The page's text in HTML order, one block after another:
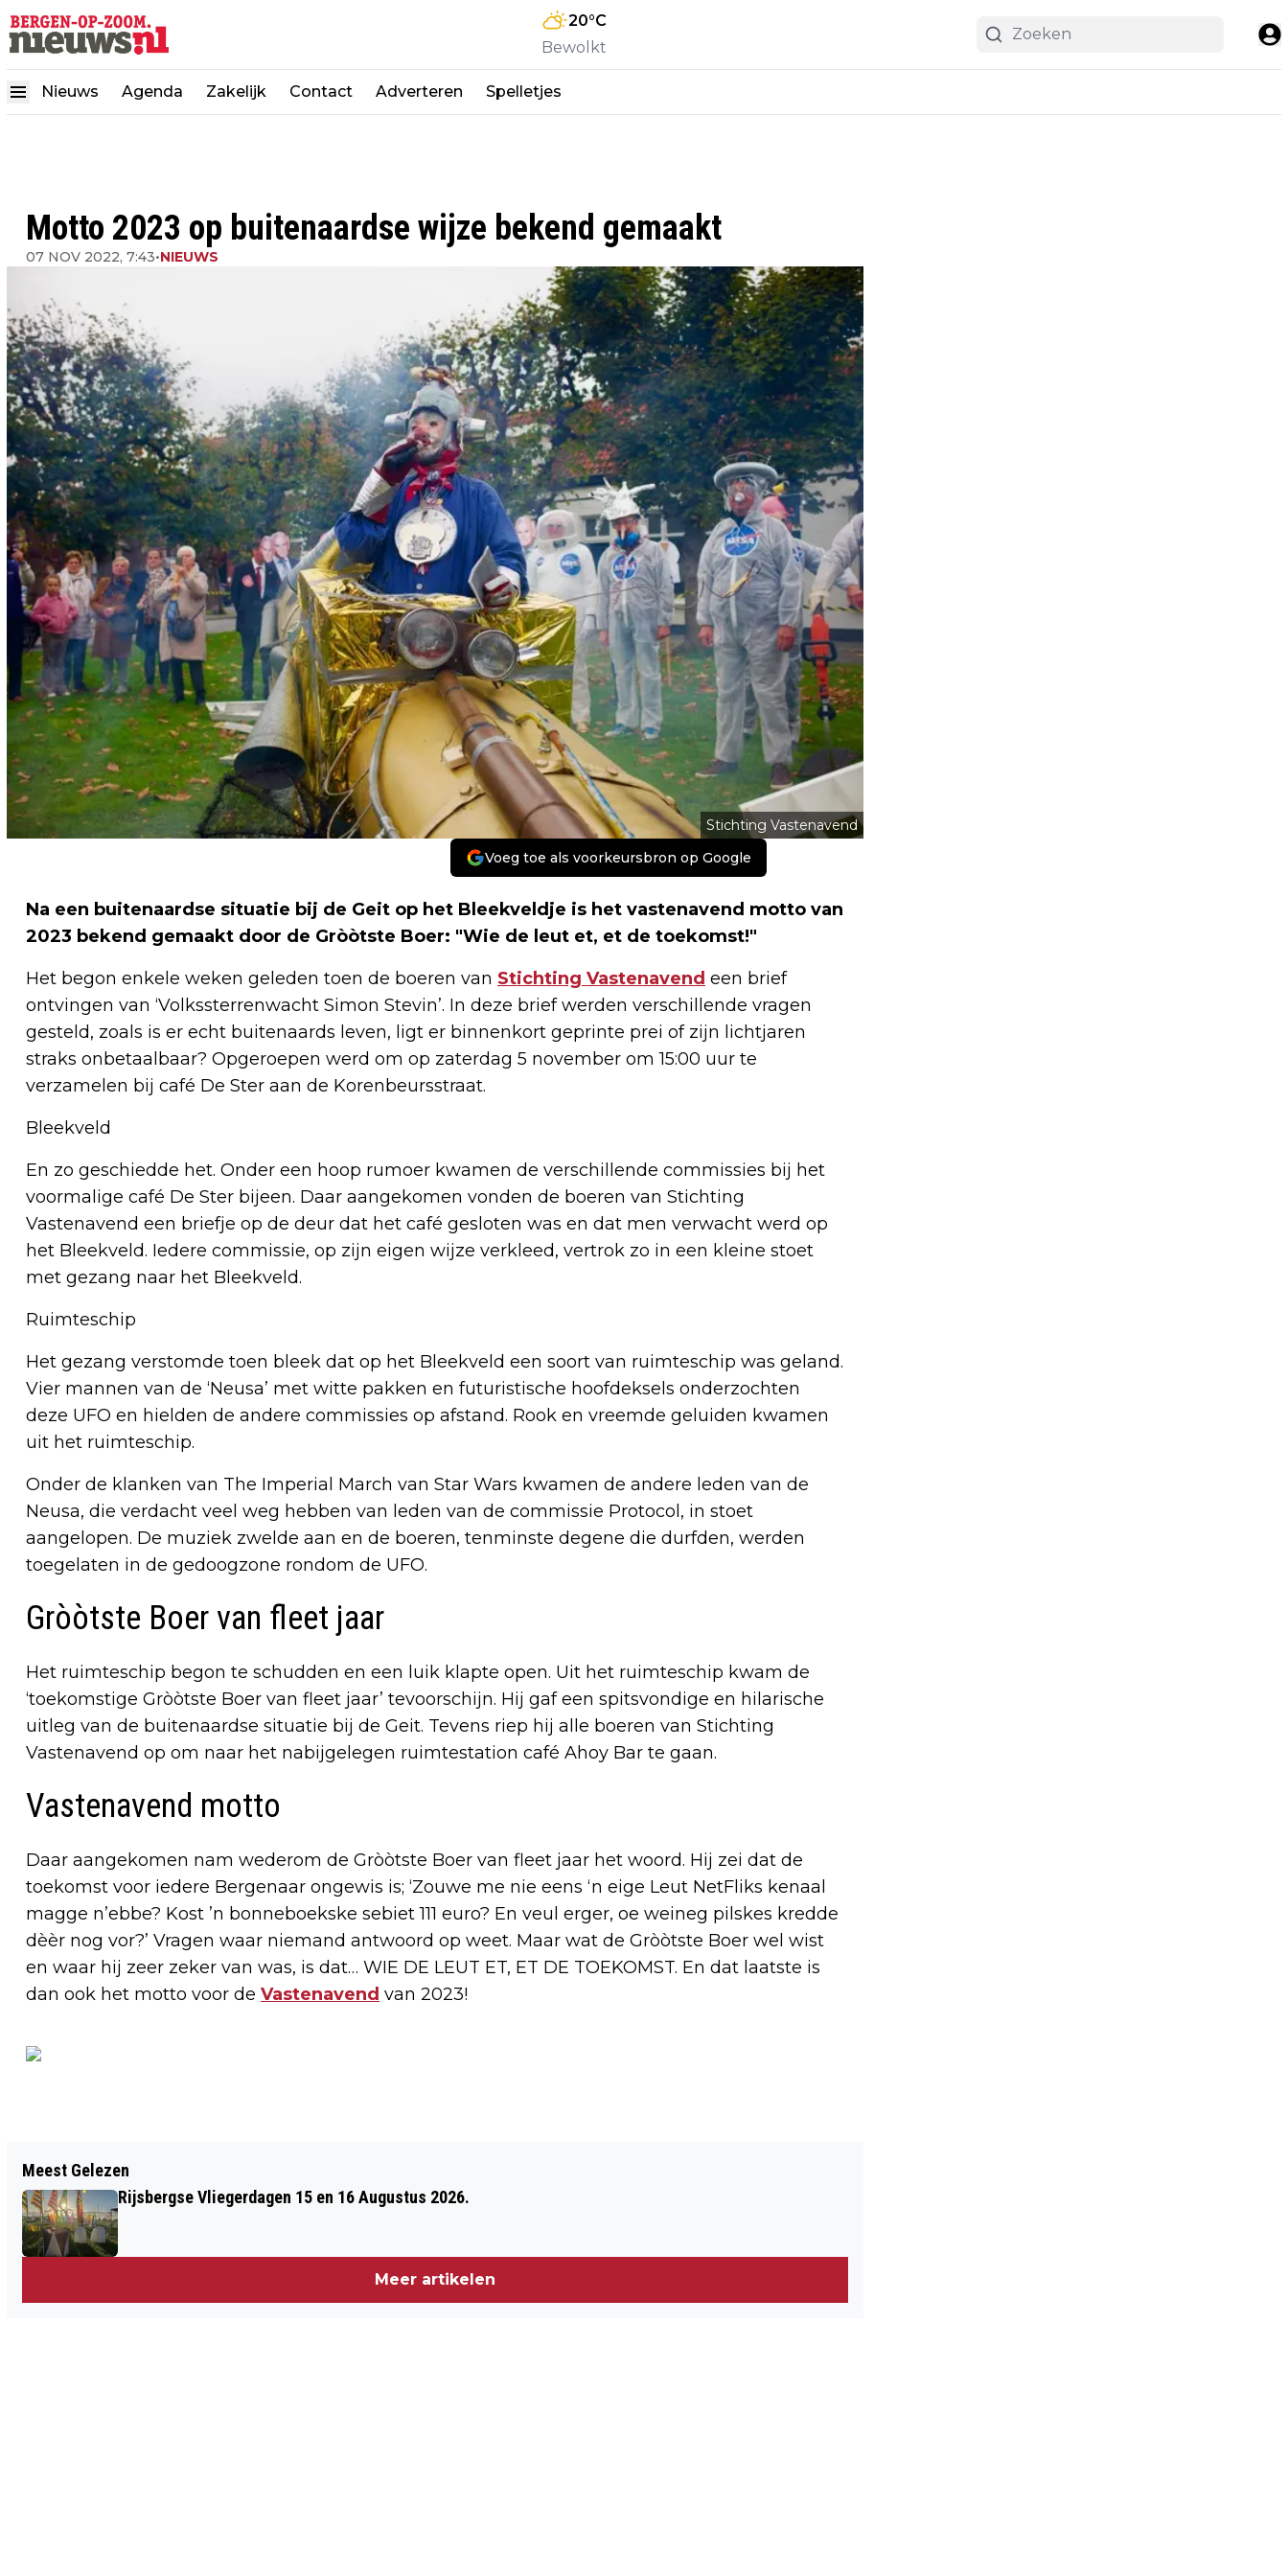
20°C
Bewolkt
Nieuws Agenda Zakelijk Contact Adverteren Spelletjes
Motto 2023 op buitenaardse wijze bekend gemaakt
07 NOV 2022, 7:43•NIEUWS
Stichting Vastenavend
Voeg toe als voorkeursbron op Google
Na een buitenaardse situatie bij de Geit op het Bleekveldje is het vastenavend motto van
2023 bekend gemaakt door de Gròòtste Boer: "Wie de leut et, et de toekomst!"
Het begon enkele weken geleden toen de boeren van Stichting Vastenavend een brief
ontvingen van ‘Volkssterrenwacht Simon Stevin’. In deze brief werden verschillende vragen
gesteld, zoals is er echt buitenaards leven, ligt er binnenkort geprinte prei of zijn lichtjaren
straks onbetaalbaar? Opgeroepen werd om op zaterdag 5 november om 15:00 uur te
verzamelen bij café De Ster aan de Korenbeursstraat.
Bleekveld
En zo geschiedde het. Onder een hoop rumoer kwamen de verschillende commissies bij het
voormalige café De Ster bijeen. Daar aangekomen vonden de boeren van Stichting
Vastenavend een briefje op de deur dat het café gesloten was en dat men verwacht werd op
het Bleekveld. Iedere commissie, op zijn eigen wijze verkleed, vertrok zo in een kleine stoet
met gezang naar het Bleekveld.
Ruimteschip
Het gezang verstomde toen bleek dat op het Bleekveld een soort van ruimteschip was geland.
Vier mannen van de ‘Neusa’ met witte pakken en futuristische hoofdeksels onderzochten
deze UFO en hielden de andere commissies op afstand. Rook en vreemde geluiden kwamen
uit het ruimteschip.
Onder de klanken van The Imperial March van Star Wars kwamen de andere leden van de
Neusa, die verdacht veel weg hebben van leden van de commissie Protocol, in stoet
aangelopen. De muziek zwelde aan en de boeren, tenminste degene die durfden, werden
toegelaten in de gedoogzone rondom de UFO.
Gròòtste Boer van fleet jaar
Het ruimteschip begon te schudden en een luik klapte open. Uit het ruimteschip kwam de
‘toekomstige Gròòtste Boer van fleet jaar’ tevoorschijn. Hij gaf een spitsvondige en hilarische
uitleg van de buitenaardse situatie bij de Geit. Tevens riep hij alle boeren van Stichting
Vastenavend op om naar het nabijgelegen ruimtestation café Ahoy Bar te gaan.
Vastenavend motto
Daar aangekomen nam wederom de Gròòtste Boer van fleet jaar het woord. Hij zei dat de
toekomst voor iedere Bergenaar ongewis is; ‘Zouwe me nie eens ‘n eige Leut NetFliks kenaal
magge n’ebbe? Kost ’n bonneboekske sebiet 111 euro? En veul erger, oe weineg pilskes kredde
dèèr nog vor?’ Vragen waar niemand antwoord op weet. Maar wat de Gròòtste Boer wel wist
en waar hij zeer zeker van was, is dat… WIE DE LEUT ET, ET DE TOEKOMST. En dat laatste is
dan ook het motto voor de Vastenavend van 2023!
“IMPROVISEREN GEEFT MEER ENERGIE
DAN EEN AVONDJE SPORTEN OF
BANKHANGEN”
GEMEENTEHUIS WOENSDRECHT
Meest Gelezen
Rijsbergse Vliegerdagen 15 en 16 Augustus 2026.
Meer artikelen